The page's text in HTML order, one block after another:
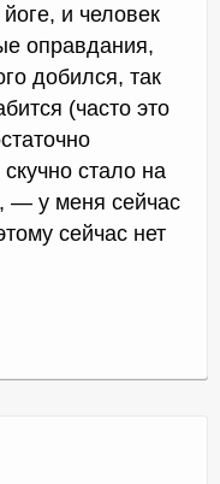
и человек
оправдания,
добился, так
(часто это
стало на
— у меня сейчас
сейчас нет